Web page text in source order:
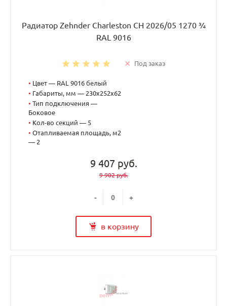
Радиатор Zehnder Charleston CH 2026/05 1270 ¾
RAL 9016
Под заказ
• Цвет — RAL 9016 белый
• Габариты, мм — 230x252x62
• Тип подключения —
Боковое
• Кол-во секций — 5
• Отапливаемая площадь, м2
— 2
9 407 руб.
9 902 руб.
- +
в корзину